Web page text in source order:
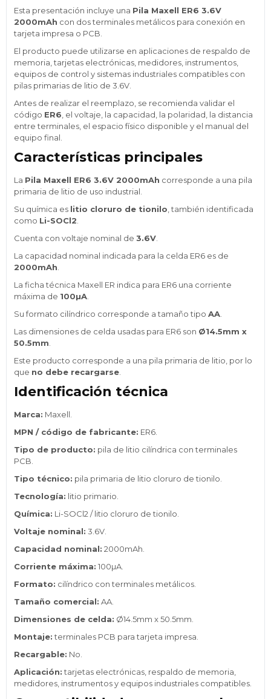
Esta presentación incluye una Pila Maxell ER6 3.6V
2000mAh con dos terminales metálicos para conexión en
tarjeta impresa o PCB.
El producto puede utilizarse en aplicaciones de respaldo de
memoria, tarjetas electrónicas, medidores, instrumentos,
equipos de control y sistemas industriales compatibles con
pilas primarias de litio de 3.6V.
Antes de realizar el reemplazo, se recomienda validar el
código ER6 , el voltaje, la capacidad, la polaridad, la distancia
entre terminales, el espacio físico disponible y el manual del
equipo final.
Características principales
La Pila Maxell ER6 3.6V 2000mAh corresponde a una pila
primaria de litio de uso industrial.
Su química es litio cloruro de tionilo , también identificada
como Li-SOCl2
Cuenta con voltaje nominal de 3.6V
La capacidad nominal indicada para la celda ER6 es de
2000mAh
La ficha técnica Maxell ER indica para ER6 una corriente
máxima de 100µA
Su formato cilíndrico corresponde a tamaño tipo AA
Las dimensiones de celda usadas para ER6 son Ø14.5mm x
50.5mm
Este producto corresponde a una pila primaria de litio, por lo
que no debe recargarse
Identificación técnica
Marca: Maxell.
MPN / código de fabricante: ER6.
Tipo de producto: pila de litio cilíndrica con terminales
PCB.
Tipo técnico: pila primaria de litio cloruro de tionilo.
Tecnología: litio primario.
Química: Li-SOCl2 / litio cloruro de tionilo.
Voltaje nominal: 3.6V.
Capacidad nominal: 2000mAh.
Corriente máxima: 100µA.
Formato: cilíndrico con terminales metálicos.
Tamaño comercial: AA.
Dimensiones de celda: Ø14.5mm x 50.5mm.
Montaje:terminales PCB para tarjeta impresa.
Recargable: No.
Aplicación:tarjetas electrónicas, respaldo de memoria,
medidores, instrumentos y equipos industriales compatibles.